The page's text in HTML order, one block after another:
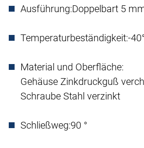
Ausführung:Doppelbart 5
Temperaturbeständigkeit:-
Material und Oberfläche:
Gehäuse Zinkdruckguß
Schraube Stahl verzinkt
Schließweg:90 °